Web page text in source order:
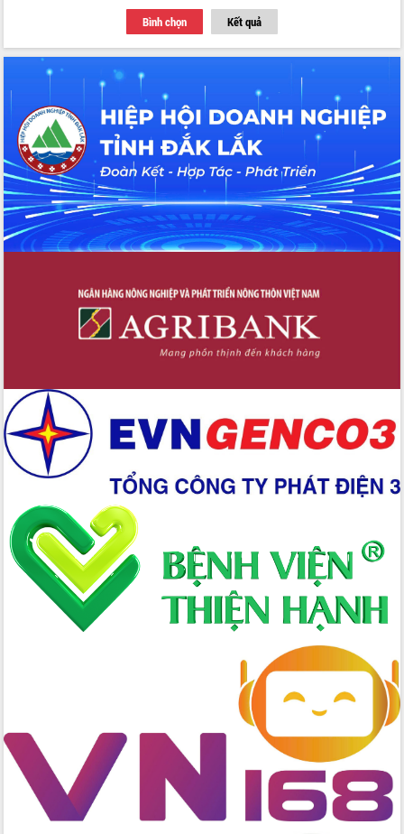
Tập huấn ứng dụng trí tuệ nhân tạo (AI)
trong thương mại điện tử năm 2026
Đoàn đại biểu Quốc hội tỉnh Đắk Lắk
trao đổi thông tin trước Kỳ họp thứ
nhất, Quốc hội khóa XVI
Quyết liệt cải cách hành chính, khơi
thông nguồn lực phát triển
Nâng cao hiệu lực, hiệu quả HĐND
tỉnh thông qua hiện đại hóa hành chính
Xã Ea Phê gắn cải cách hành chính với
chuyển đổi số
Phó Chủ tịch Thường trực UBND tỉnh
Hồ Thị Nguyên Thảo làm việc tại Trung
Xây dựng nền hành chính số đồng
hành cùng nông dân dân, doanh nghiệp
Giai đoạn 2026-2030, Đắk Lắk phấn
mới
Chuyển đổi số 'mở đường' cho nông
nghiệp Đắk Lắk tăng trưởng bứt phá
Triển khai đồng bộ đo đạc, lập hồ sơ
địa chính, hoàn thiện cơ sở dữ liệu đất
Ứng dụng sinh trắc học - Bước tiến
trong hành trình chuyển đổi số tại Đắk
Lắk
Đắk Lắk nâng cao hiệu quả công tác
Đảng từ Sổ tay đảng viên điện tử
Đắk Lắk đẩy mạnh nuôi biển công
nghệ, hướng tới phát triển thủy sản
Quyền của người tiêu dùng Việt Nam
2026
Đẩy mạnh cải cách hành chính, quyết
tâm đạt được mục tiêu tăng trưởng
hai con số trong năm 2026
Bình chọn Kết quả